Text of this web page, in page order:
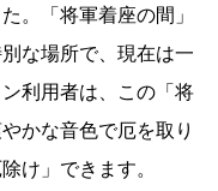
。「将軍着座の間」
な場所で、現在は一
利用者は、この「将
かな音色で厄を取り
け」できます。